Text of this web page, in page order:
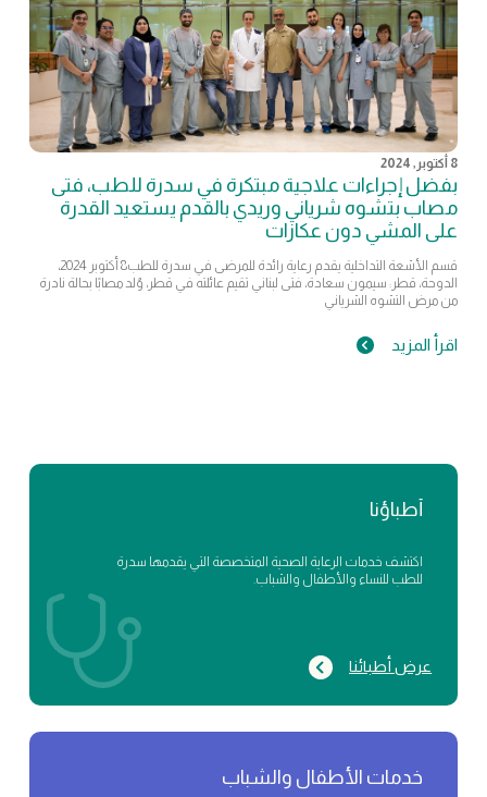
8 أكتوبر, 2024
بفضل إجراءات علاجية مبتكرة في سدرة للطب، فتى
مصاب بتشوه شرياني وريدي بالقدم يستعيد القدرة
على المشي دون عكازات
​قسم الأشعة التداخلية يقدم رعاية رائدة للمرضى في سدرة للطب8 أكتوبر 2024،
الدوحة، قطر: سيمون سعادة، فتى لبناني تقيم عائلته في قطر، وُلد مصابًا بحالة نادرة
من مرض التشوه الشرياني
اقرأ المزيد
أطباؤنا
اكتشف خدمات الرعاية الصحية المتخصصة التي يقدمها سدرة
للطب للنساء والأطفال والشباب.
عرض أطبائنا
خدمات الأطفال والشباب